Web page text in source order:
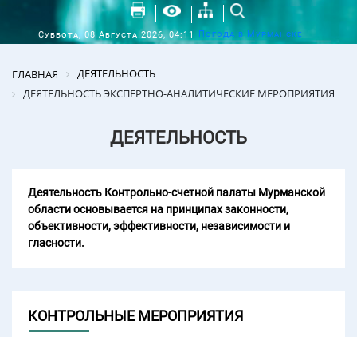
Суббота, 08 Августа 2026, 04:11 Погода в Мурманске
ГЛАВНАЯ
ДЕЯТЕЛЬНОСТЬ
ДЕЯТЕЛЬНОСТЬ ЭКСПЕРТНО-АНАЛИТИЧЕСКИЕ МЕРОПРИЯТИЯ
ДЕЯТЕЛЬНОСТЬ
Деятельность Контрольно-счетной палаты Мурманской
области основывается на принципах законности,
объективности, эффективности, независимости и
гласности.
КОНТРОЛЬНЫЕ МЕРОПРИЯТИЯ